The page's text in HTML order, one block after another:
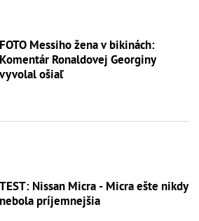
FOTO Messiho žena v bikinách:
Komentár Ronaldovej Georginy
vyvolal ošiaľ
TEST: Nissan Micra - Micra ešte nikdy
nebola príjemnejšia